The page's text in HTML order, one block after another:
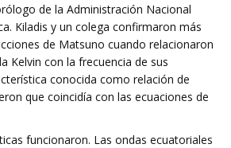
de la Administración Nacional
Kiladis y un colega confirmaron más
de Matsuno cuando relacionaron
Kelvin con la frecuencia de sus
conocida como relación de
que coincidía con las ecuaciones de
funcionaron. Las ondas ecuatoriales